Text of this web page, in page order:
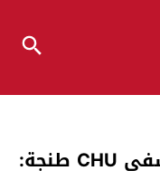
معاناة حراس الأمن بمستشفى CHU طنجة: